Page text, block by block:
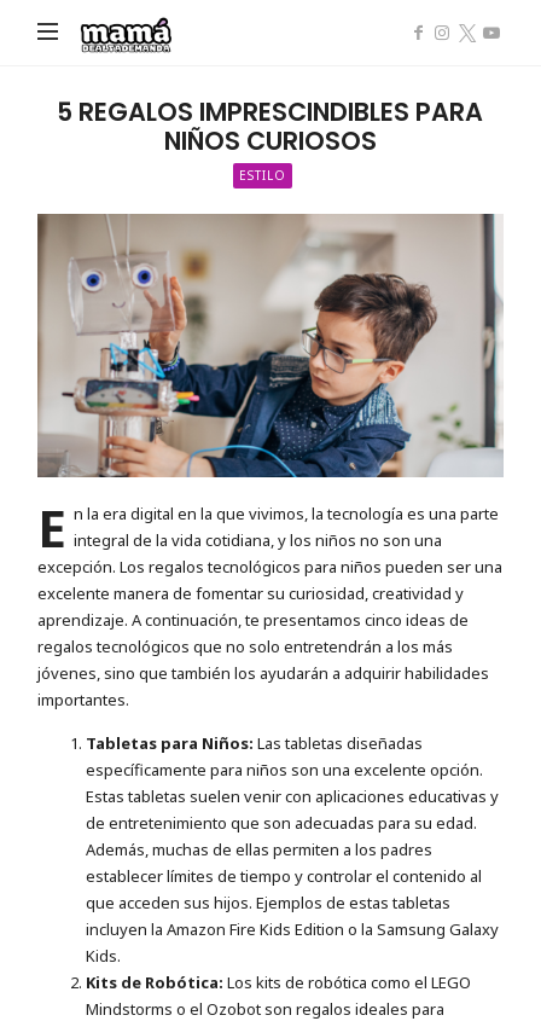
Alta
Demanda
5 REGALOS IMPRESCINDIBLES PARA
NIÑOS CURIOSOS
ESTILO
E n la era digital en la que vivimos, la tecnología es una parte
integral de la vida cotidiana, y los niños no son una
excepción. Los regalos tecnológicos para niños pueden ser una
excelente manera de fomentar su curiosidad, creatividad y
aprendizaje. A continuación, te presentamos cinco ideas de
regalos tecnológicos que no solo entretendrán a los más
jóvenes, sino que también los ayudarán a adquirir habilidades
importantes.
Tabletas para Niños: Las tabletas diseñadas
específicamente para niños son una excelente opción.
Estas tabletas suelen venir con aplicaciones educativas y
de entretenimiento que son adecuadas para su edad.
Además, muchas de ellas permiten a los padres
establecer límites de tiempo y controlar el contenido al
que acceden sus hijos. Ejemplos de estas tabletas
incluyen la Amazon Fire Kids Edition o la Samsung Galaxy
Kids.
Kits de Robótica: Los kits de robótica como el LEGO
Mindstorms o el Ozobot son regalos ideales para